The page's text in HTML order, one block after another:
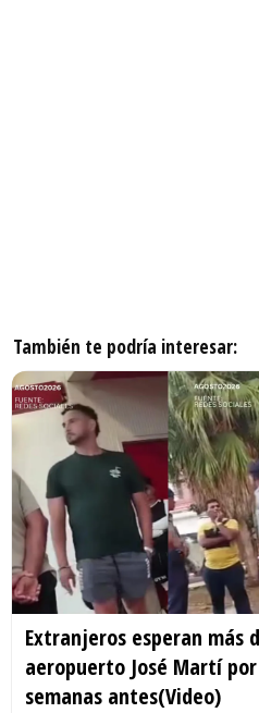
También te podría interesar:
Extranjeros esperan más
aeropuerto José Martí
semanas antes(Video)